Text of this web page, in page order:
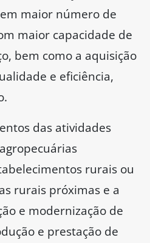
maior número de
maior capacidade de
bem como a aquisição
e eficiência,
das atividades
rurais ou
rurais próximas e a
e modernização de
e prestação de